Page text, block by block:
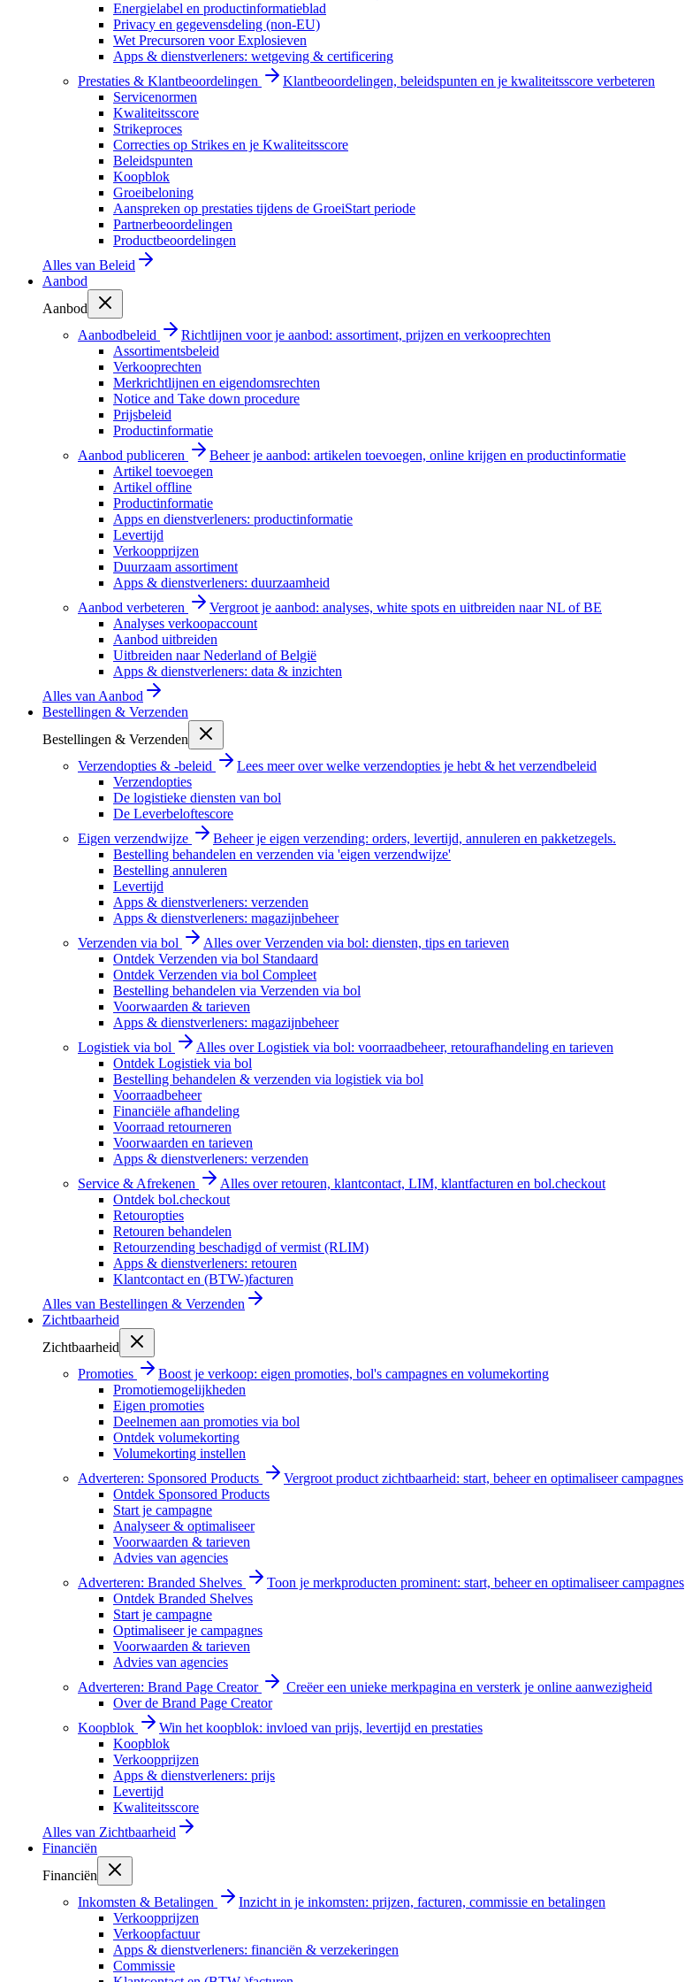
Energielabel en productinformatieblad
Privacy en gegevensdeling (non-EU)
Wet Precursoren voor Explosieven
Apps & dienstverleners: wetgeving & certificering
Prestaties & Klantbeoordelingen
Klantbeoordelingen, beleidspunten en je kwaliteitsscore verbeteren
Servicenormen
Kwaliteitsscore
Strikeproces
Correcties op Strikes en je Kwaliteitsscore
Beleidspunten
Koopblok
Groeibeloning
Aanspreken op prestaties tijdens de GroeiStart periode
Partnerbeoordelingen
Productbeoordelingen
Alles van Beleid
Aanbod
Aanbod
Aanbodbeleid
Richtlijnen voor je aanbod: assortiment, prijzen en verkooprechten
Assortimentsbeleid
Verkooprechten
Merkrichtlijnen en eigendomsrechten
Notice and Take down procedure
Prijsbeleid
Productinformatie
Aanbod publiceren
Beheer je aanbod: artikelen toevoegen, online krijgen en productinformatie
Artikel toevoegen
Artikel offline
Productinformatie
Apps en dienstverleners: productinformatie
Levertijd
Verkoopprijzen
Duurzaam assortiment
Apps & dienstverleners: duurzaamheid
Aanbod verbeteren
Vergroot je aanbod: analyses, white spots en uitbreiden naar NL of BE
Analyses verkoopaccount
Aanbod uitbreiden
Uitbreiden naar Nederland of België
Apps & dienstverleners: data & inzichten
Alles van Aanbod
Bestellingen & Verzenden
Bestellingen & Verzenden
Verzendopties & -beleid
Lees meer over welke verzendopties je hebt & het verzendbeleid
Verzendopties
De logistieke diensten van bol
De Leverbeloftescore
Eigen verzendwijze
Beheer je eigen verzending: orders, levertijd, annuleren en pakketzegels.
Bestelling behandelen en verzenden via 'eigen verzendwijze'
Bestelling annuleren
Levertijd
Apps & dienstverleners: verzenden
Apps & dienstverleners: magazijnbeheer
Verzenden via bol
Alles over Verzenden via bol: diensten, tips en tarieven
Ontdek Verzenden via bol Standaard
Ontdek Verzenden via bol Compleet
Bestelling behandelen via Verzenden via bol
Voorwaarden & tarieven
Apps & dienstverleners: magazijnbeheer
Logistiek via bol
Alles over Logistiek via bol: voorraadbeheer, retourafhandeling en tarieven
Ontdek Logistiek via bol
Bestelling behandelen & verzenden via logistiek via bol
Voorraadbeheer
Financiële afhandeling
Voorraad retourneren
Voorwaarden en tarieven
Apps & dienstverleners: verzenden
Service & Afrekenen
Alles over retouren, klantcontact, LIM, klantfacturen en bol.checkout
Ontdek bol.checkout
Retouropties
Retouren behandelen
Retourzending beschadigd of vermist (RLIM)
Apps & dienstverleners: retouren
Klantcontact en (BTW-)facturen
Alles van Bestellingen & Verzenden
Zichtbaarheid
Zichtbaarheid
Promoties
Boost je verkoop: eigen promoties, bol's campagnes en volumekorting
Promotiemogelijkheden
Eigen promoties
Deelnemen aan promoties via bol
Ontdek volumekorting
Volumekorting instellen
Adverteren: Sponsored Products
Vergroot product zichtbaarheid: start, beheer en optimaliseer campagnes
Ontdek Sponsored Products
Start je campagne
Analyseer & optimaliseer
Voorwaarden & tarieven
Advies van agencies
Adverteren: Branded Shelves
Toon je merkproducten prominent: start, beheer en optimaliseer campagnes
Ontdek Branded Shelves
Start je campagne
Optimaliseer je campagnes
Voorwaarden & tarieven
Advies van agencies
Adverteren: Brand Page Creator
Creëer een unieke merkpagina en versterk je online aanwezigheid
Over de Brand Page Creator
Koopblok
Win het koopblok: invloed van prijs, levertijd en prestaties
Koopblok
Verkoopprijzen
Apps & dienstverleners: prijs
Levertijd
Kwaliteitsscore
Alles van Zichtbaarheid
Financiën
Financiën
Inkomsten & Betalingen
Inzicht in je inkomsten: prijzen, facturen, commissie en betalingen
Verkoopprijzen
Verkoopfactuur
Apps & dienstverleners: financiën & verzekeringen
Commissie